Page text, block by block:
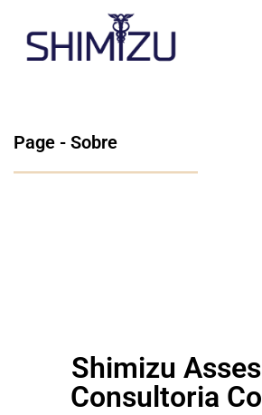
Page - Sobre
Shimizu
Consultoria